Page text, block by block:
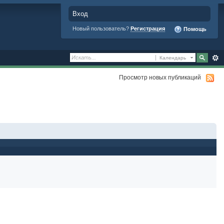
Вход
Новый пользователь? Регистрация Помощь
Календарь
Просмотр новых публикаций